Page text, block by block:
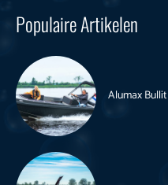
Populaire Artikelen
Alumax